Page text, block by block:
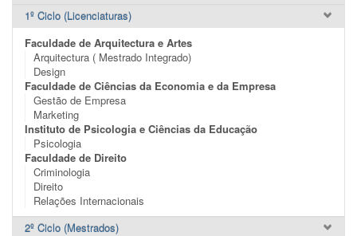
1º Ciclo (Licenciaturas)
Faculdade de Arquitectura e Artes
Arquitectura ( Mestrado Integrado)
Design
Faculdade de Ciências da Economia e da Empresa
Gestão de Empresa
Marketing
Instituto de Psicologia e Ciências da Educação
Psicologia
Faculdade de Direito
Criminologia
Direito
Relações Internacionais
2º Ciclo (Mestrados)